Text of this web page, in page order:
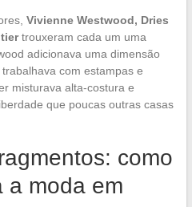
Vivienne Westwood, Dries
trouxeram cada um uma
adicionava uma dimensão
com estampas e
misturava alta-costura e
que poucas outras casas
como
a moda em